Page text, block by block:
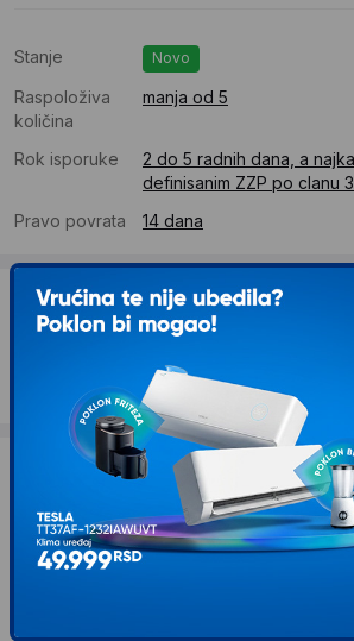
Stanje Novo
Raspoloživa
količina
manja od 5
Rok isporuke
2 do 5 radnih dana, a
definisanim ZZP po clanu
Pravo povrata
14 dana
Dostava
Standardna dostava se očekuje u roku od
Troskovi dostave 490 RSD
Želite li ponudu za firmu?
Kontaktirajte nas